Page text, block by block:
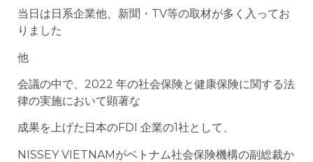
当日は日系企業他、新聞・TV等の取材が多く入ってお
りました
他
会議の中で、2022 年の社会保険と健康保険に関する法
律の実施において顕著な
成果を上げた日本のFDI 企業の1社として、
NISSEY VIETNAMがベトナム社会保険機構の副総裁か